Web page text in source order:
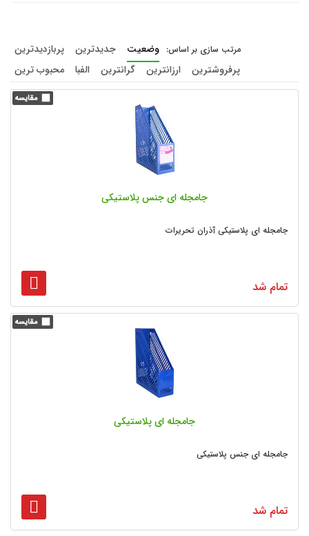
وضعیت جدیدترین
پربازدیدترین
پرفروشترین
ارزانترین گرانترین الفبا محبوب ترین
جامجله ای جنس پلاستیکی
جامجله ای پلاستیکی آذران تحریرات
تمام شد
جامجله ای پلاستیکی
جامجله ای جنس پلاستیکی
تمام شد